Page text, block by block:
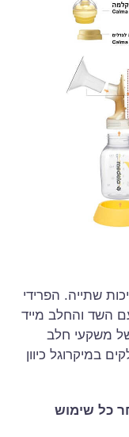
שתייה. הפרידי
השד והחלב מייד
משקעי חלב
במיקרוגל כיוון
כל שימוש